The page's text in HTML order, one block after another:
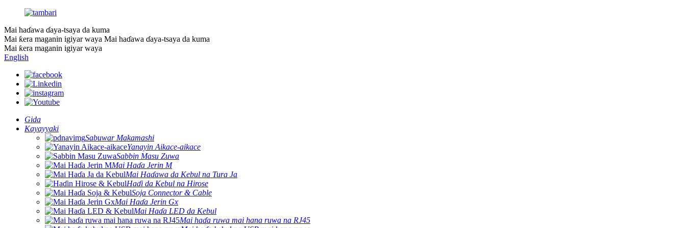
Mai haɗawa ɗaya-tsaya da kuma
Mai ƙera maganin igiyar waya Mai haɗawa ɗaya-tsaya da kuma
Mai ƙera maganin igiyar waya
English
Gida
Kayayyaki
Sabuwar Makamashi
Yanayin Aikace-aikace
Sabbin Masu Zuwa
Mai Haɗa Jerin M
Mai Haɗawa da Kebul na Tura Ja
Haɗi da Kebul na Hirose
Soja Connector & Cable
Mai Haɗa Jerin Gx
Mai Haɗa LED da Kebul
Mai haɗa ruwa mai hana ruwa na RJ45